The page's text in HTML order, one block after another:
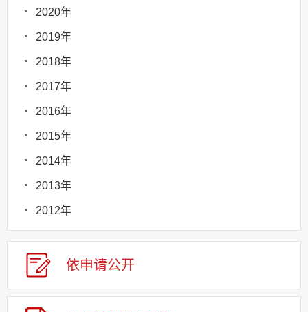
2020年
2019年
2018年
2017年
2016年
2015年
2014年
2013年
2012年
依申请公开